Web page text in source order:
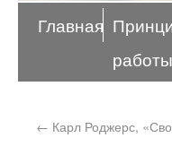
Главная
работы
← Карл Роджерс,